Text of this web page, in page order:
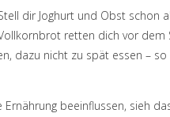
dir Joghurt und Obst schon
retten dich vor dem
dazu nicht zu spät essen –
beeinflussen, sieh